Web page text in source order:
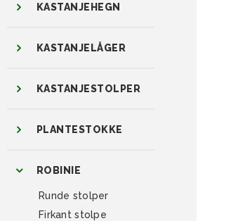
KASTANJEHEGN
KASTANJELÅGER
KASTANJESTOLPER
PLANTESTOKKE
ROBINIE
Runde stolper
Firkant stolpe